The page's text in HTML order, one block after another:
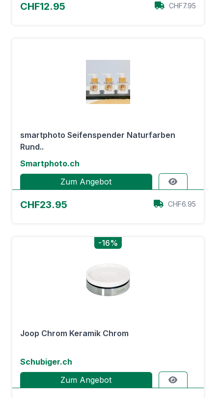
CHF12.95 CHF7.95
smartphoto Seifenspender Naturfarben
Rund..
Smartphoto.ch
Zum Angebot
CHF23.95 CHF6.95
-16%
Joop Chrom Keramik Chrom
Schubiger.ch
Zum Angebot